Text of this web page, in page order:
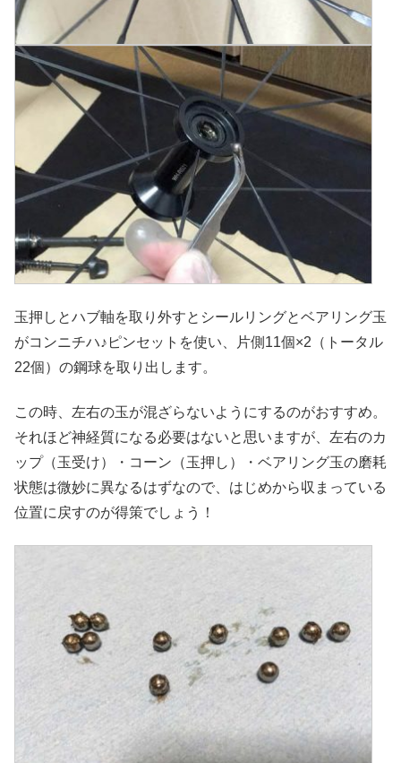
玉押しとハブ軸を取り外すとシールリングとベアリング玉
がコンニチハ♪ピンセットを使い、片側11個×2（トータル
22個）の鋼球を取り出します。
この時、左右の玉が混ざらないようにするのがおすすめ。
それほど神経質になる必要はないと思いますが、左右のカ
ップ（玉受け）・コーン（玉押し）・ベアリング玉の磨耗
状態は微妙に異なるはずなので、はじめから収まっている
位置に戻すのが得策でしょう！